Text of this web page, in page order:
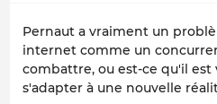
Pernaut a vraiment un
internet comme un
combattre, ou est-ce qu'il est
s'adapter à une nouvelle